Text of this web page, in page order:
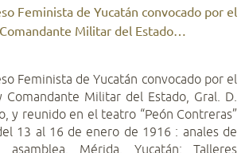
Feminista de Yucatán convocado por el
Militar del Estado…
Feminista de Yucatán convocado por el
Comandante Militar del Estado, Gral. D.
y reunido en el teatro “Peón Contreras”
13 al 16 de enero de 1916 : anales de
asamblea. Mérida, Yucatán: Talleres